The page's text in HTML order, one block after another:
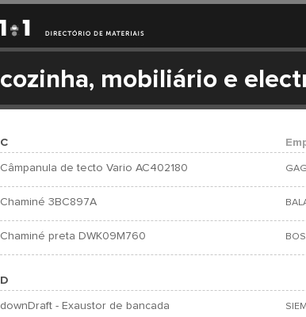
cozinha, mobiliário e
C
Câmpanula de tecto Vario AC402180
Chaminé 3BC897A
Chaminé preta DWK09M760
D
downDraft - Exaustor de bancada